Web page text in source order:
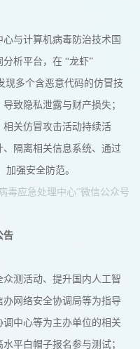
与计算机病毒防治技术国
析平台，在 “龙虾”
现多个含恶意代码的仿冒技
致隐私泄露与财产损失；
关仿冒攻击活动持续活
隔离相关信息系统、通过
强安全防范。
毒应急处理中心”微信公众号
告
众测活动、提升国内人工智
网络安全协调局等为指导
中心等为主办单位的相关
平白帽子报名参与测试；